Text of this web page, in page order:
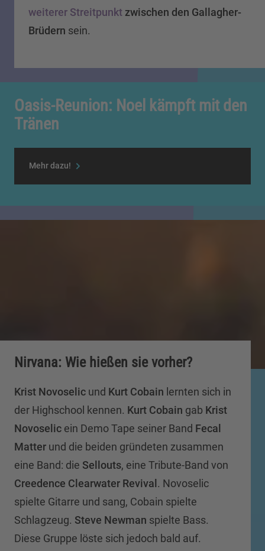
weiterer Streitpunkt zwischen den Gallagher-
Brüdern sein.
Oasis-Reunion: Noel kämpft mit den
Tränen
Mehr dazu!
Nirvana: Wie hießen sie vorher?
Krist Novoselic und Kurt Cobain lernten sich in
der Highschool kennen. Kurt Cobain gab Krist
Novoselic ein Demo Tape seiner Band Fecal
Matter und die beiden gründeten zusammen
eine Band: die Sellouts, eine Tribute-Band von
Creedence Clearwater Revival . Novoselic
spielte Gitarre und sang, Cobain spielte
Schlagzeug. Steve Newman spielte Bass.
Diese Gruppe löste sich jedoch bald auf.